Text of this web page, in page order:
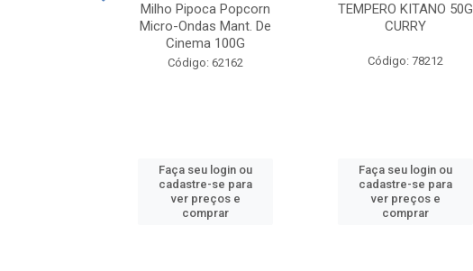
Milho Pipoca Popcorn
Micro-Ondas Mant. De
Cinema 100G
Código: 62162
Faça seu login ou
cadastre-se para
ver preços e
comprar
TEMPERO KITANO 50G
CURRY
Código: 78212
Faça seu login ou
cadastre-se para
ver preços e
comprar